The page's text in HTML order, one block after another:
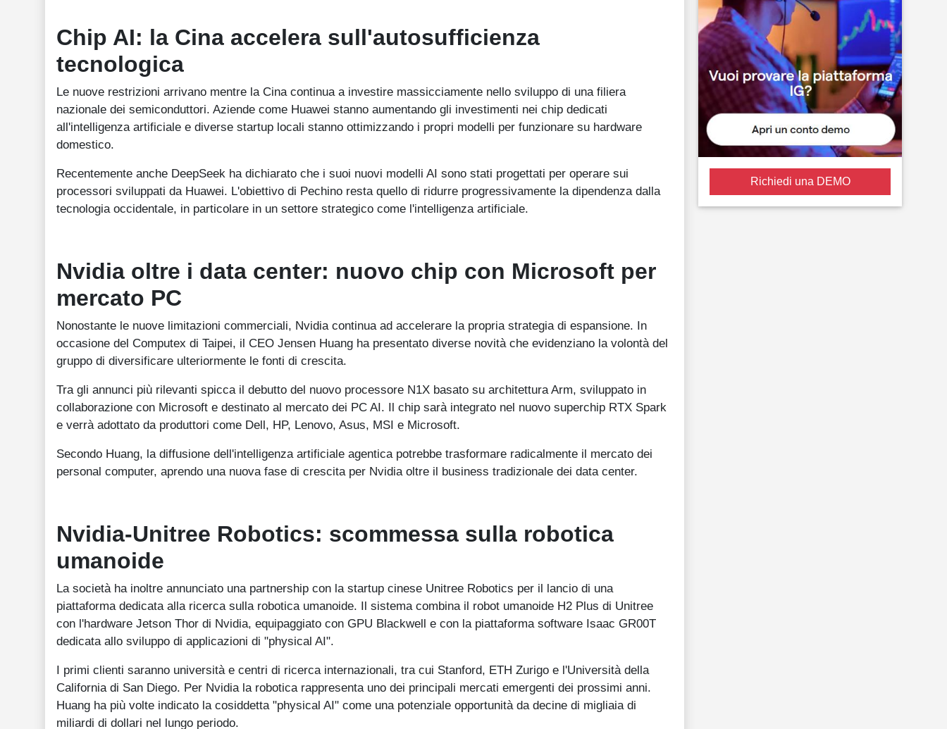
Chip AI: la Cina accelera sull'autosufficienza
tecnologica
Le nuove restrizioni arrivano mentre la Cina continua a investire massicciamente nello sviluppo di una filiera
nazionale dei semiconduttori. Aziende come Huawei stanno aumentando gli investimenti nei chip dedicati
all'intelligenza artificiale e diverse startup locali stanno ottimizzando i propri modelli per funzionare su hardware
domestico.
Recentemente anche DeepSeek ha dichiarato che i suoi nuovi modelli AI sono stati progettati per operare sui
processori sviluppati da Huawei. L'obiettivo di Pechino resta quello di ridurre progressivamente la dipendenza dalla
tecnologia occidentale, in particolare in un settore strategico come l'intelligenza artificiale.
Nvidia oltre i data center: nuovo chip con Microsoft per
mercato PC
Nonostante le nuove limitazioni commerciali, Nvidia continua ad accelerare la propria strategia di espansione. In
occasione del Computex di Taipei, il CEO Jensen Huang ha presentato diverse novità che evidenziano la volontà del
gruppo di diversificare ulteriormente le fonti di crescita.
Tra gli annunci più rilevanti spicca il debutto del nuovo processore N1X basato su architettura Arm, sviluppato in
collaborazione con Microsoft e destinato al mercato dei PC AI. Il chip sarà integrato nel nuovo superchip RTX Spark
e verrà adottato da produttori come Dell, HP, Lenovo, Asus, MSI e Microsoft.
Secondo Huang, la diffusione dell'intelligenza artificiale agentica potrebbe trasformare radicalmente il mercato dei
personal computer, aprendo una nuova fase di crescita per Nvidia oltre il business tradizionale dei data center.
Nvidia-Unitree Robotics: scommessa sulla robotica
umanoide
La società ha inoltre annunciato una partnership con la startup cinese Unitree Robotics per il lancio di una
piattaforma dedicata alla ricerca sulla robotica umanoide. Il sistema combina il robot umanoide H2 Plus di Unitree
con l'hardware Jetson Thor di Nvidia, equipaggiato con GPU Blackwell e con la piattaforma software Isaac GR00T
dedicata allo sviluppo di applicazioni di "physical AI".
I primi clienti saranno università e centri di ricerca internazionali, tra cui Stanford, ETH Zurigo e l'Università della
California di San Diego. Per Nvidia la robotica rappresenta uno dei principali mercati emergenti dei prossimi anni.
Huang ha più volte indicato la cosiddetta "physical AI" come una potenziale opportunità da decine di migliaia di
miliardi di dollari nel lungo periodo.
Richiedi una DEMO